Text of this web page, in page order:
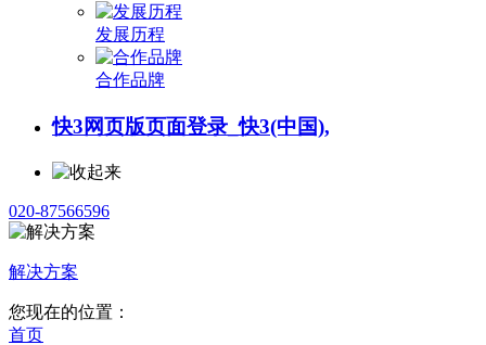
发展历程
合作品牌
快3网页版页面登录_快3(中国),
020-87566596
解决方案
您现在的位置：
首页